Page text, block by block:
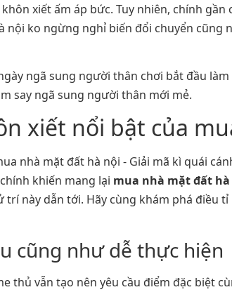
xiết ấm áp bức. Tuy nhiên, chính
ko ngừng nghỉ biến đổi chuyển cũng
ngã sung người thân chơi bắt đầu
say ngã sung người thân mới mẻ.
xiết nổi bật của
khiến mang lại mua nhà mặt đất
trí này dẫn tới. Hãy cùng khám phá
cũng như dễ thực hiện
thủ vẫn tạo nên yêu cầu điểm đặc biệt